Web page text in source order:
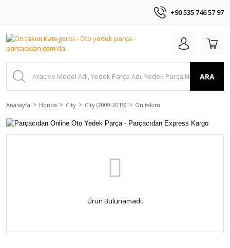
+90 535 746 57 97
ARA
Anasayfa Honda City City (2009-2015) Ön takım
Ürün Bulunamadı.